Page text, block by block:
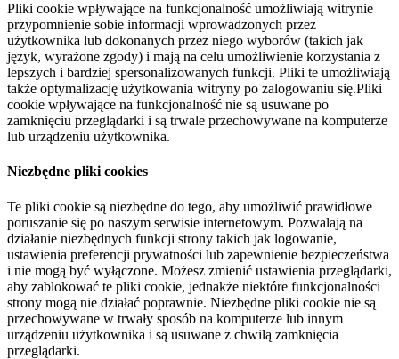
Pliki cookie wpływające na funkcjonalność umożliwiają witrynie
przypomnienie sobie informacji wprowadzonych przez
użytkownika lub dokonanych przez niego wyborów (takich jak
język, wyrażone zgody) i mają na celu umożliwienie korzystania z
lepszych i bardziej spersonalizowanych funkcji. Pliki te umożliwiają
także optymalizację użytkowania witryny po zalogowaniu się.Pliki
cookie wpływające na funkcjonalność nie są usuwane po
zamknięciu przeglądarki i są trwale przechowywane na komputerze
lub urządzeniu użytkownika.
Niezbędne pliki cookies
Te pliki cookie są niezbędne do tego, aby umożliwić prawidłowe
poruszanie się po naszym serwisie internetowym. Pozwalają na
działanie niezbędnych funkcji strony takich jak logowanie,
ustawienia preferencji prywatności lub zapewnienie bezpieczeństwa
i nie mogą być wyłączone. Możesz zmienić ustawienia przeglądarki,
aby zablokować te pliki cookie, jednakże niektóre funkcjonalności
strony mogą nie działać poprawnie. Niezbędne pliki cookie nie są
przechowywane w trwały sposób na komputerze lub innym
urządzeniu użytkownika i są usuwane z chwilą zamknięcia
przeglądarki.